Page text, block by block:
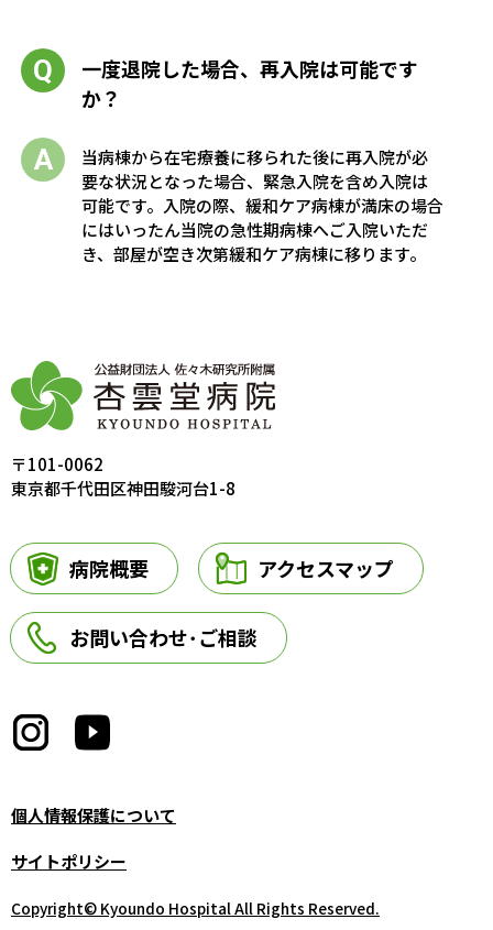
一度退院した場合、再入院は可能です
か？
当病棟から在宅療養に移られた後に再入院が必
要な状況となった場合、緊急入院を含め入院は
可能です。入院の際、緩和ケア病棟が満床の場合
にはいったん当院の急性期病棟へご入院いただ
き、部屋が空き次第緩和ケア病棟に移ります。
〒101-0062
東京都千代田区神田駿河台1-8
病院概要 アクセスマップ
お問い合わせ･ご相談
個人情報保護について
サイトポリシー
Copyright© Kyoundo Hospital All Rights Reserved.